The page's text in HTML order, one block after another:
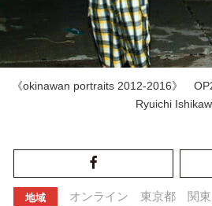
《okinawan portraits 2012-2016》
Ryuichi
地域 オンライン 東京都 関東